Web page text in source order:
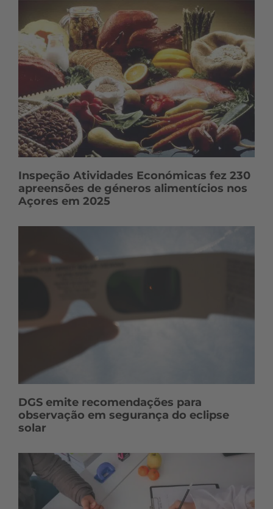
Inspeção Atividades Económicas fez 230
apreensões de géneros alimentícios nos
Açores em 2025
DGS emite recomendações para
observação em segurança do eclipse
solar